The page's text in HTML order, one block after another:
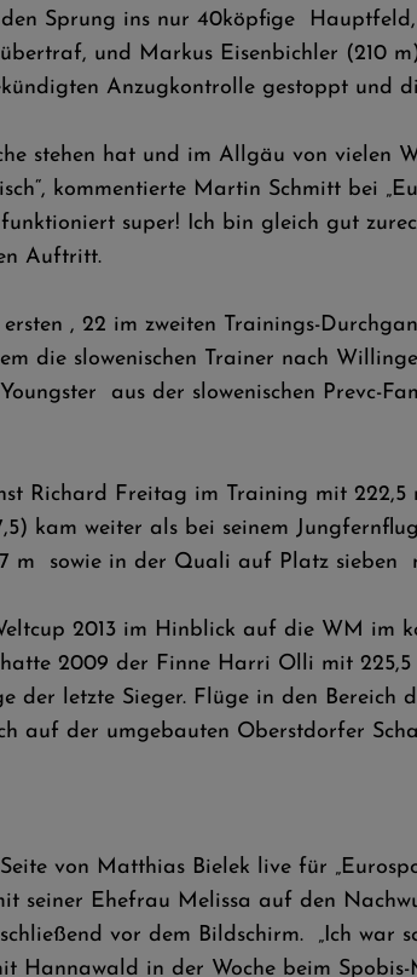
den Sprung ins nur 40köpfige
und Markus Eisenbichler (210
Anzugkontrolle gestoppt und
stehen hat und im Allgäu von
kommentierte Martin Schmitt bei
super! Ich bin gleich gut
Auftritt.
, 22 im zweiten Trainings-
die slowenischen Trainer nach
aus der slowenischen Prevc-
Richard Freitag im Training mit
kam weiter als bei seinem
m sowie in der Quali auf Platz sieben
2013 im Hinblick auf die WM im
2009 der Finne Harri Olli mit
letzte Sieger. Flüge in den Bereich
auf der umgebauten Oberstdorfer
von Matthias Bielek live für
seiner Ehefrau Melissa auf den
vor dem Bildschirm. „Ich war
Hannawald in der Woche beim